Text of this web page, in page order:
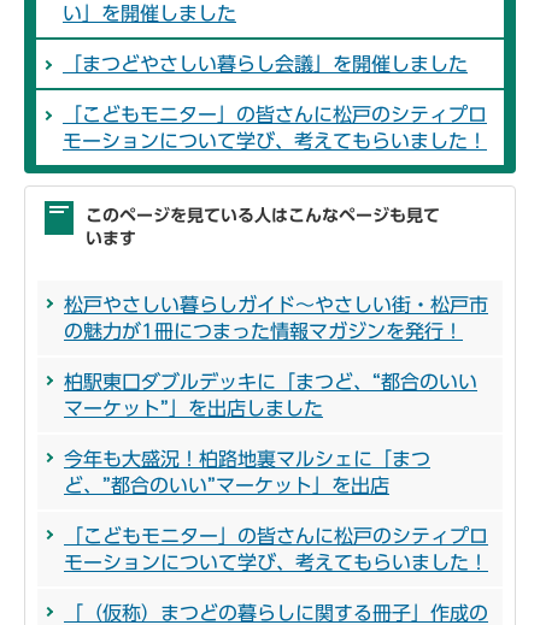
い」を開催しました
「まつどやさしい暮らし会議」を開催しました
「こどもモニター」の皆さんに松戸のシティプロ
モーションについて学び、考えてもらいました！
このページを見ている人はこんなページも見て
います
松戸やさしい暮らしガイド～やさしい街・松戸市
の魅力が1冊につまった情報マガジンを発行！
柏駅東口ダブルデッキに「まつど、“都合のいい
マーケット”」を出店しました
今年も大盛況！柏路地裏マルシェに「まつ
ど、”都合のいい”マーケット」を出店
「こどもモニター」の皆さんに松戸のシティプロ
モーションについて学び、考えてもらいました！
「（仮称）まつどの暮らしに関する冊子」作成の